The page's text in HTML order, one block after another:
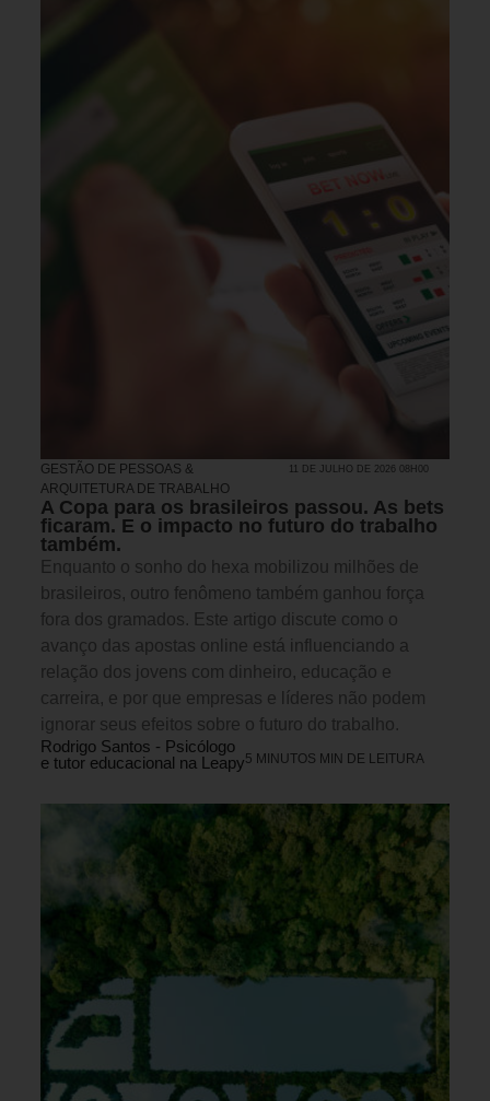
GESTÃO DE PESSOAS &
ARQUITETURA DE TRABALHO
11 DE JULHO DE 2026 08H00
A Copa para os brasileiros passou. As bets
ficaram. E o impacto no futuro do trabalho
também.
Enquanto o sonho do hexa mobilizou milhões de
brasileiros, outro fenômeno também ganhou força
fora dos gramados. Este artigo discute como o
avanço das apostas online está influenciando a
relação dos jovens com dinheiro, educação e
carreira, e por que empresas e líderes não podem
ignorar seus efeitos sobre o futuro do trabalho.
Rodrigo Santos - Psicólogo
e tutor educacional na Leapy5 MINUTOS MIN DE LEITURA